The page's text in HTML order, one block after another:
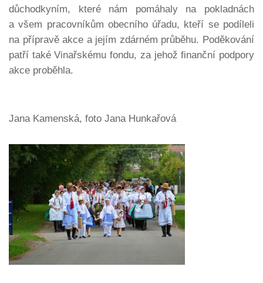
důchodkyním, které nám pomáhaly na pokladnách
a všem pracovníkům obecního úřadu, kteří se podíleli
na přípravě akce a jejím zdárném průběhu. Poděkování
patří také Vinařskému fondu, za jehož finanční podpory
akce proběhla.
Jana Kamenská, foto Jana Hunkařová